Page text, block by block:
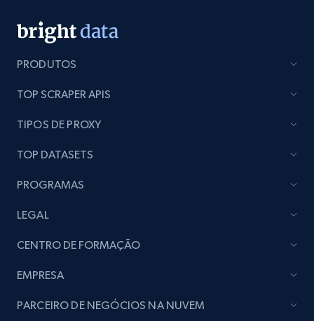
PRODUTOS
TOP SCRAPER APIS
TIPOS DE PROXY
TOP DATASETS
PROGRAMAS
LEGAL
CENTRO DE FORMAÇÃO
EMPRESA
PARCEIRO DE NEGÓCIOS NA NUVEM